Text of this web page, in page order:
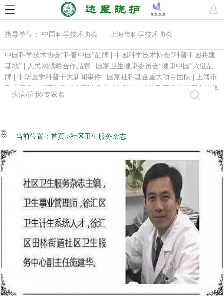
指导单位： 中国科学技术协会 上海市科学技术协会
中国科学技术协会“科普中国”品牌
中国科学技术协会“科普中国共建
基地”
人民网战略合作品牌
国家卫生健康委员会“健康中国”入驻品
牌
中华医学科普十大新闻事件 国家社科基金重大项目团队
上海市
教委智库内涵建设项目|腾讯优秀民生账号|腾讯科普最佳运营自媒体
当前位置： 首页 >社区卫生服务杂志